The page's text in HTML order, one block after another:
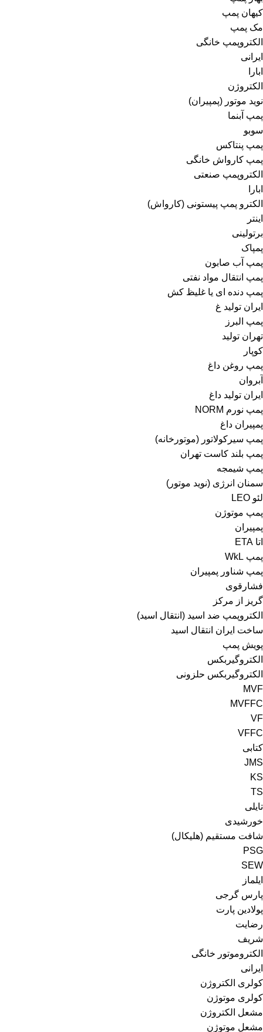
کیهان پمپ
مک پمپ
الکتروپمپ خانگی
ایرانی
ابارا
الکتروژن
نوید موتور (پمپیران)
پمپ آبنما
سوبو
پمپ پنتاکس
پمپ کارواش خانگی
الکتروپمپ صنعتی
ابارا
الکترو پمپ پیستونی (کارواش)
اینتر
برتولینی
پمپاک
پمپ آب صابون
پمپ انتقال مواد نفتی
پمپ دنده ای یا غلیظ کش
ایران تولید غ
پمپ البرز
تهران تولید
کوپار
پمپ روغن داغ
آبروان
ایران تولید داغ
پمپ نورم NORM
پمپیران داغ
پمپ سیرکولاتور (موتورخانه)
پمپ بلند کاست تهران
پمپ شیمجه
سمنان انرژی (نوید موتور)
لئو LEO
پمپ موتوژن
پمپیران
اتا ETA
پمپ WkL
پمپ شناور پمپیران
فشارقوی
گریز از مرکز
الکتروپمپ ضد اسید (انتقال اسید)
ساخت ایران انتقال اسید
پویش پمپ
الکتروگیربکس
الکتروگیربکس حلزونی
MVF
MVFFC
VF
VFFC
کتابی
JMS
KS
TS
تایلی
خورشیدی
شافت مستقیم (هلیکال)
PSG
SEW
ایلماز
پارس گرجی
پولادین پارت
رضایت
شریف
الکتروموتور خانگی
ایرانی
کولری الکتروژن
کولری موتوژن
مشعل الکتروژن
مشعل موتوژن